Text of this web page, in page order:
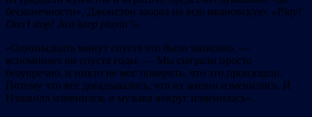
бесконечности», Джонстон заорал на всю ивановскую: «Play!
Don’ t stop! Just keep playin’!»
«Одиннадцать минут спустя это было записано, —
вспоминает он спустя годы. — Мы сыграли просто
безупречно, и никто не мог поверить, что это произошло.
Потому что все догадывались, что их жизни изменились. И
Нэшвилл изменился, и музыка вокруг изменилась».